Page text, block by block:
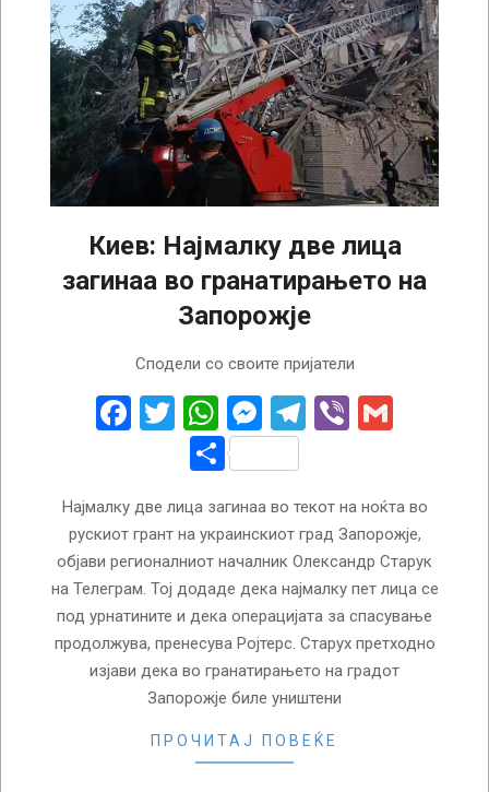
Киев: Најмалку две лица
загинаа во гранатирањето на
Запорожје
Сподели со своите пријатели
Facebook
Twitter
WhatsApp
Messenger
Telegram
Viber
Share
Најмалку две лица загинаа во текот на ноќта во
рускиот грант на украинскиот град Запорожје,
објави регионалниот началник Олександр Старук
на Телеграм. Тој додаде дека најмалку пет лица се
под урнатините и дека операцијата за спасување
продолжува, пренесува Ројтерс. Старух претходно
изјави дека во гранатирањето на градот
Запорожје биле уништени
ПРОЧИТАЈ ПОВЕЌЕ